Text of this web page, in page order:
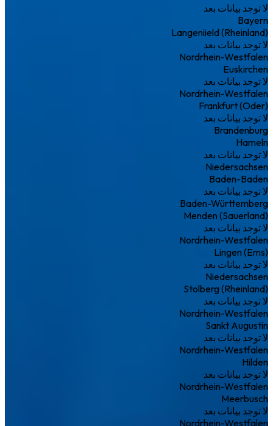
لا توجد بيانات بعد
Bayern
Langeniield (Rheinland)
لا توجد بيانات بعد
Nordrhein-Westfalen
Euskirchen
لا توجد بيانات بعد
Nordrhein-Westfalen
Frankfurt (Oder)
لا توجد بيانات بعد
Brandenburg
Hameln
لا توجد بيانات بعد
Niedersachsen
Baden-Baden
لا توجد بيانات بعد
Baden-Württemberg
Menden (Sauerland)
لا توجد بيانات بعد
Nordrhein-Westfalen
Lingen (Ems)
لا توجد بيانات بعد
Niedersachsen
Stolberg (Rheinland)
لا توجد بيانات بعد
Nordrhein-Westfalen
Sankt Augustin
لا توجد بيانات بعد
Nordrhein-Westfalen
Hilden
لا توجد بيانات بعد
Nordrhein-Westfalen
Meerbusch
لا توجد بيانات بعد
Nordrhein-Westfalen